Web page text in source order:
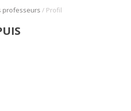
professeurs / Profil